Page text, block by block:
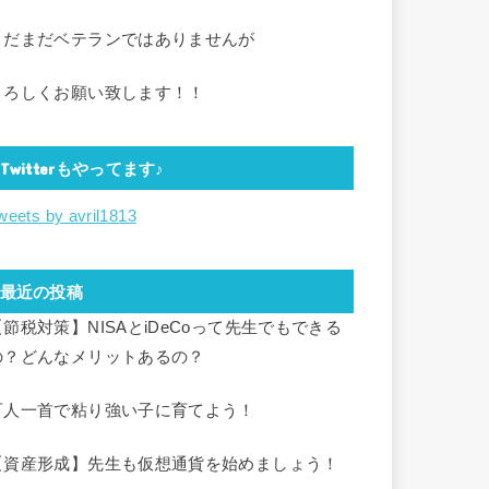
だまだベテランではありませんが
ろしくお願い致します！！
Twitterもやってます♪
by avril1813
最近の投稿
節税対策】NISAとiDeCoって先生でもできる
？どんなメリットあるの？
人一首で粘り強い子に育てよう！
資産形成】先生も仮想通貨を始めましょう！